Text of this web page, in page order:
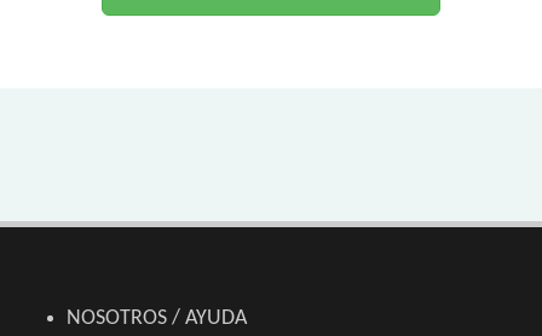
NOSOTROS / AYUDA